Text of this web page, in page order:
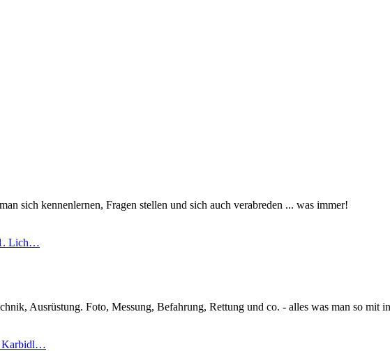
sich kennenlernen, Fragen stellen und sich auch verabreden ... was immer!
Lich…
Ausrüstung. Foto, Messung, Befahrung, Rettung und co. - alles was man so mit
Karbidl…